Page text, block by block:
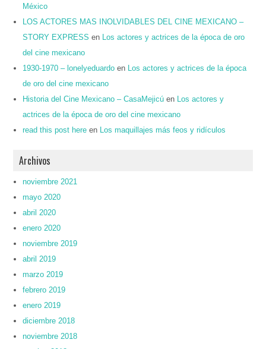
México
LOS ACTORES MAS INOLVIDABLES DEL CINE MEXICANO –
STORY EXPRESS en
Los actores y actrices de la época de oro
del cine mexicano
1930-1970 – lonelyeduardo en
Los actores y actrices de la época
de oro del cine mexicano
Historia del Cine Mexicano – CasaMejicú en
Los actores y
actrices de la época de oro del cine mexicano
read this post here en Los maquillajes más feos y ridículos
Archivos
noviembre 2021
mayo 2020
abril 2020
enero 2020
noviembre 2019
abril 2019
marzo 2019
febrero 2019
enero 2019
diciembre 2018
noviembre 2018